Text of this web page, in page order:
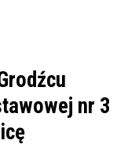
nr 3